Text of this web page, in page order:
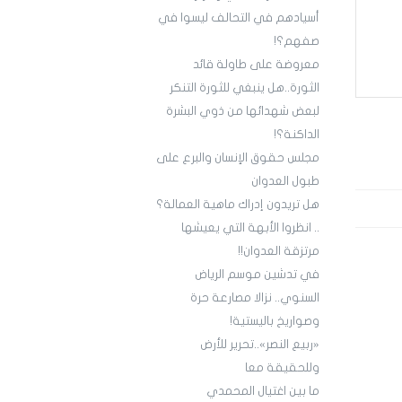
أسيادهم في التحالف ليسوا في
صفهم؟!
معروضة على طاولة قائد
الثورة..هل ينبغي للثورة التنكر
لبعض شهدائها من ذوي البشرة
الداكنة؟!
مجلس حقوق الإنسان والبرع على
طبول العدوان
هل تريدون إدراك ماهية العمالة؟
.. انظروا الأبهة التي يعيشها
مرتزقة العدوان!!
في تدشين موسم الرياض
السنوي.. نزالا مصارعة حرة
وصواريخ باليستية!
«ربيع النصر»..تحرير للأرض
وللحقيقة معا
ما بين اغتيال المحمدي